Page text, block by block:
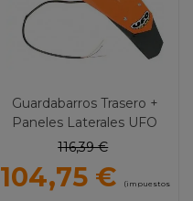
Guardabarros Trasero +
Paneles Laterales UFO
ENDURO LED KTM (07-11)
116,39 €
104,75 € (impuestos